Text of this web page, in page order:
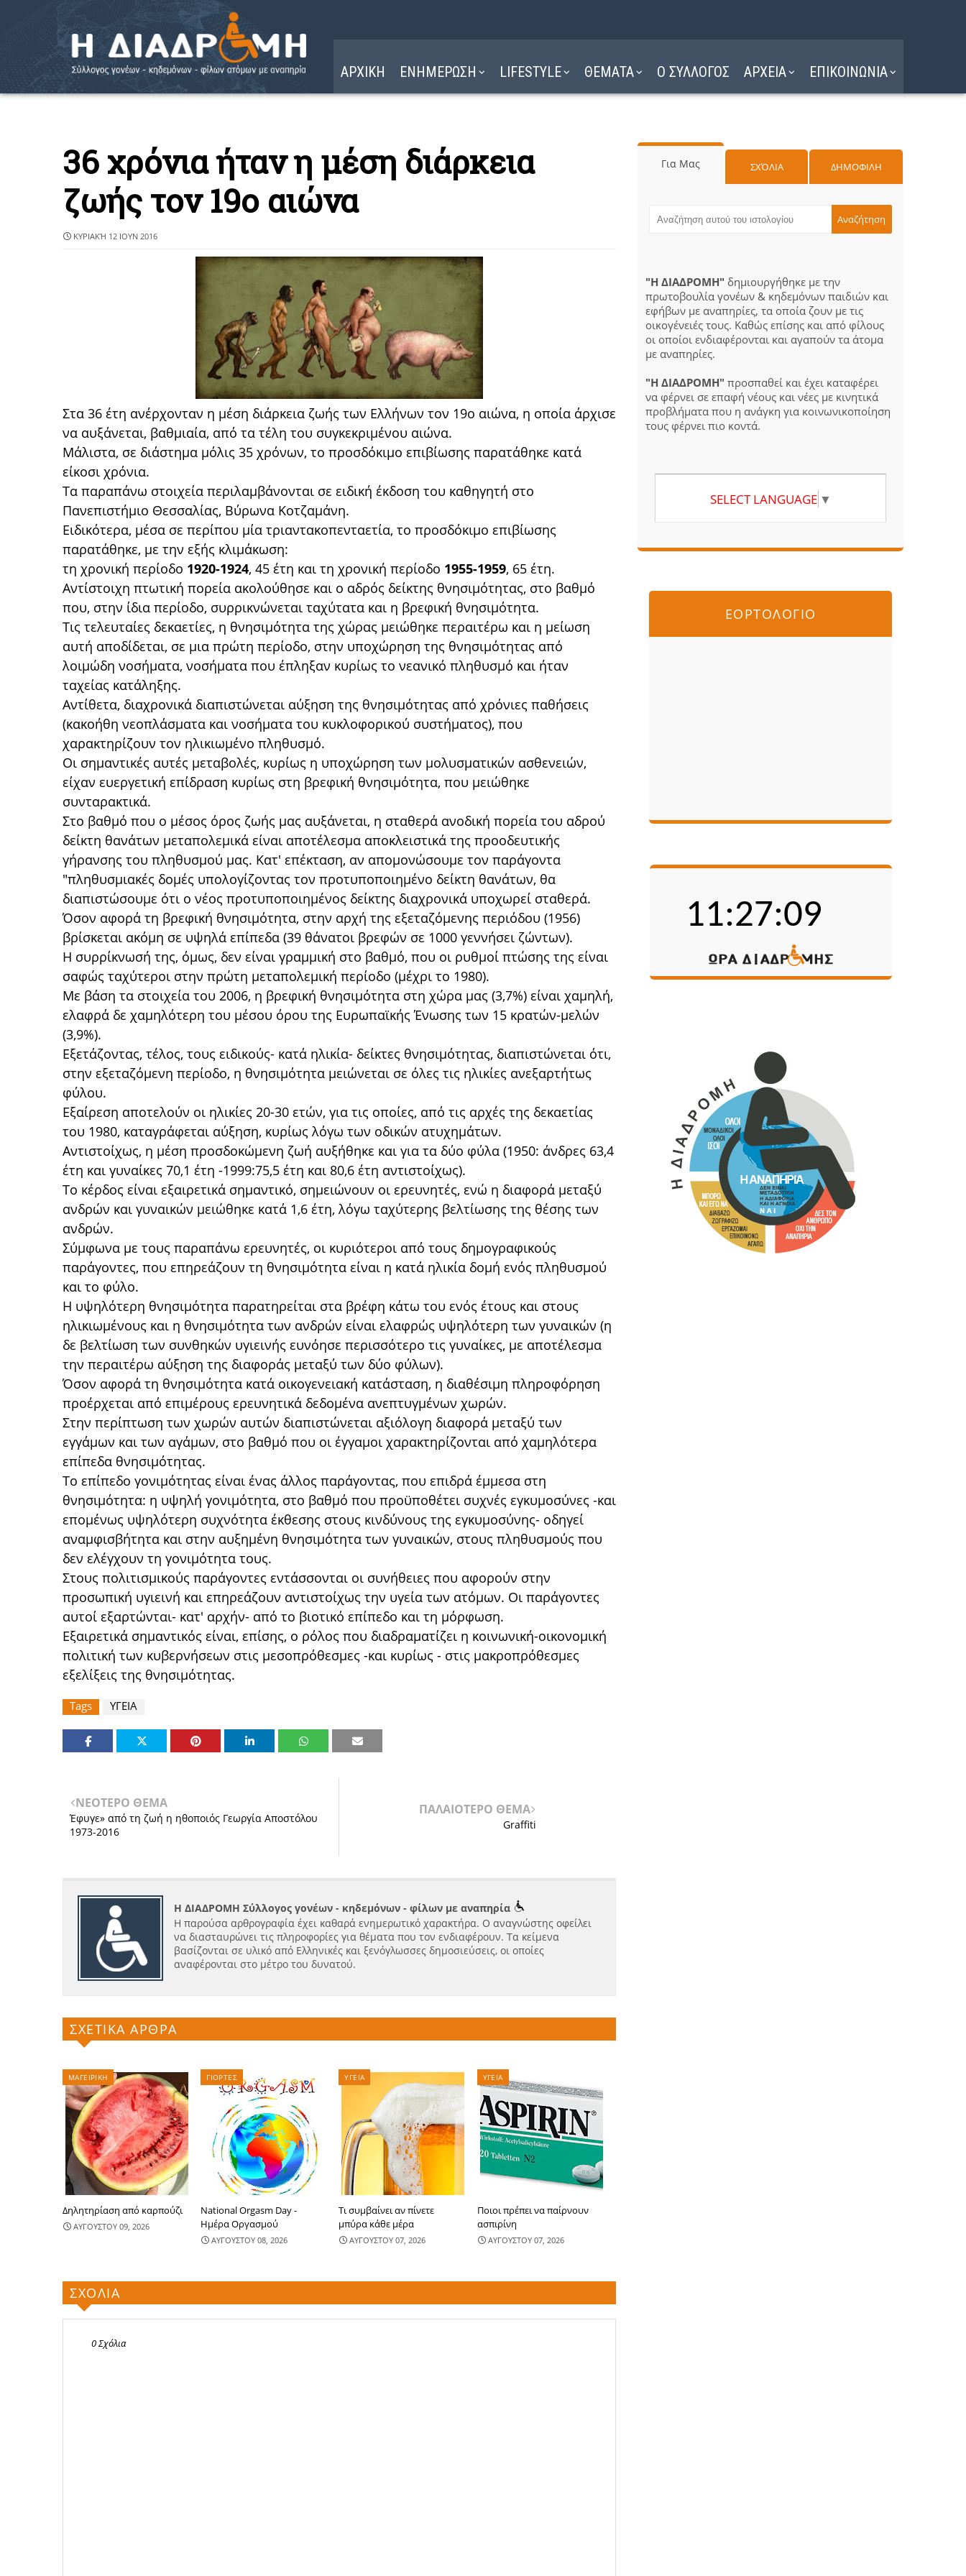
ΑΡΧΙΚΗ ΕΝΗΜΕΡΩΣΗ LIFESTYLE ΘΕΜΑΤΑ Ο ΣΥΛΛΟΓΟΣ ΑΡΧΕΙΑ ΕΠΙΚΟΙΝΩΝΙΑ
36 χρόνια ήταν η μέση διάρκεια
ζωής τον 19ο αιώνα
ΚΥΡΙΑΚΉ 12 ΙΟΥΝ 2016
Στα 36 έτη ανέρχονταν η μέση διάρκεια ζωής των Ελλήνων τον 19ο αιώνα, η οποία άρχισε
να αυξάνεται, βαθμιαία, από τα τέλη του συγκεκριμένου αιώνα.
Μάλιστα, σε διάστημα μόλις 35 χρόνων, το προσδόκιμο επιβίωσης παρατάθηκε κατά
είκοσι χρόνια.
Τα παραπάνω στοιχεία περιλαμβάνονται σε ειδική έκδοση του καθηγητή στο
Πανεπιστήμιο Θεσσαλίας, Βύρωνα Κοτζαμάνη.
Ειδικότερα, μέσα σε περίπου μία τριαντακοπενταετία, το προσδόκιμο επιβίωσης
παρατάθηκε, με την εξής κλιμάκωση:
τη χρονική περίοδο 1920-1924, 45 έτη και τη χρονική περίοδο 1955-1959, 65 έτη.
Αντίστοιχη πτωτική πορεία ακολούθησε και ο αδρός δείκτης θνησιμότητας, στο βαθμό
που, στην ίδια περίοδο, συρρικνώνεται ταχύτατα και η βρεφική θνησιμότητα.
Τις τελευταίες δεκαετίες, η θνησιμότητα της χώρας μειώθηκε περαιτέρω και η μείωση
αυτή αποδίδεται, σε μια πρώτη περίοδο, στην υποχώρηση της θνησιμότητας από
λοιμώδη νοσήματα, νοσήματα που έπληξαν κυρίως το νεανικό πληθυσμό και ήταν
ταχείας κατάληξης.
Αντίθετα, διαχρονικά διαπιστώνεται αύξηση της θνησιμότητας από χρόνιες παθήσεις
(κακοήθη νεοπλάσματα και νοσήματα του κυκλοφορικού συστήματος), που
χαρακτηρίζουν τον ηλικιωμένο πληθυσμό.
Οι σημαντικές αυτές μεταβολές, κυρίως η υποχώρηση των μολυσματικών ασθενειών,
είχαν ευεργετική επίδραση κυρίως στη βρεφική θνησιμότητα, που μειώθηκε
συνταρακτικά.
Στο βαθμό που ο μέσος όρος ζωής μας αυξάνεται, η σταθερά ανοδική πορεία του αδρού
δείκτη θανάτων μεταπολεμικά είναι αποτέλεσμα αποκλειστικά της προοδευτικής
γήρανσης του πληθυσμού μας. Κατ' επέκταση, αν απομονώσουμε τον παράγοντα
"πληθυσμιακές δομές υπολογίζοντας τον προτυποποιημένο δείκτη θανάτων, θα
διαπιστώσουμε ότι ο νέος προτυποποιημένος δείκτης διαχρονικά υποχωρεί σταθερά.
Όσον αφορά τη βρεφική θνησιμότητα, στην αρχή της εξεταζόμενης περιόδου (1956)
βρίσκεται ακόμη σε υψηλά επίπεδα (39 θάνατοι βρεφών σε 1000 γεννήσει ζώντων).
Η συρρίκνωσή της, όμως, δεν είναι γραμμική στο βαθμό, που οι ρυθμοί πτώσης της είναι
σαφώς ταχύτεροι στην πρώτη μεταπολεμική περίοδο (μέχρι το 1980).
Με βάση τα στοιχεία του 2006, η βρεφική θνησιμότητα στη χώρα μας (3,7%) είναι χαμηλή,
ελαφρά δε χαμηλότερη του μέσου όρου της Ευρωπαϊκής Ένωσης των 15 κρατών-μελών
(3,9%).
Εξετάζοντας, τέλος, τoυς ειδικούς- κατά ηλικία- δείκτες θνησιμότητας, διαπιστώνεται ότι,
στην εξεταζόμενη περίοδο, η θνησιμότητα μειώνεται σε όλες τις ηλικίες ανεξαρτήτως
φύλου.
Εξαίρεση αποτελούν οι ηλικίες 20-30 ετών, για τις οποίες, από τις αρχές της δεκαετίας
του 1980, καταγράφεται αύξηση, κυρίως λόγω των οδικών ατυχημάτων.
Αντιστοίχως, η μέση προσδοκώμενη ζωή αυξήθηκε και για τα δύο φύλα (1950: άνδρες 63,4
έτη και γυναίκες 70,1 έτη -1999:75,5 έτη και 80,6 έτη αντιστοίχως).
Το κέρδος είναι εξαιρετικά σημαντικό, σημειώνουν οι ερευνητές, ενώ η διαφορά μεταξύ
ανδρών και γυναικών μειώθηκε κατά 1,6 έτη, λόγω ταχύτερης βελτίωσης της θέσης των
ανδρών.
Σύμφωνα με τους παραπάνω ερευνητές, οι κυριότεροι από τους δημογραφικούς
παράγοντες, που επηρεάζουν τη θνησιμότητα είναι η κατά ηλικία δομή ενός πληθυσμού
και το φύλο.
Η υψηλότερη θνησιμότητα παρατηρείται στα βρέφη κάτω του ενός έτους και στους
ηλικιωμένους και η θνησιμότητα των ανδρών είναι ελαφρώς υψηλότερη των γυναικών (η
δε βελτίωση των συνθηκών υγιεινής ευνόησε περισσότερο τις γυναίκες, με αποτέλεσμα
την περαιτέρω αύξηση της διαφοράς μεταξύ των δύο φύλων).
Όσον αφορά τη θνησιμότητα κατά οικογενειακή κατάσταση, η διαθέσιμη πληροφόρηση
προέρχεται από επιμέρους ερευνητικά δεδομένα ανεπτυγμένων χωρών.
Στην περίπτωση των χωρών αυτών διαπιστώνεται αξιόλογη διαφορά μεταξύ των
εγγάμων και των αγάμων, στο βαθμό που οι έγγαμοι χαρακτηρίζονται από χαμηλότερα
επίπεδα θνησιμότητας.
Το επίπεδο γονιμότητας είναι ένας άλλος παράγοντας, που επιδρά έμμεσα στη
θνησιμότητα: η υψηλή γονιμότητα, στο βαθμό που προϋποθέτει συχνές εγκυμοσύνες -και
επομένως υψηλότερη συχνότητα έκθεσης στους κινδύνους της εγκυμοσύνης- οδηγεί
αναμφισβήτητα και στην αυξημένη θνησιμότητα των γυναικών, στους πληθυσμούς που
δεν ελέγχουν τη γονιμότητα τους.
Στους πολιτισμικούς παράγοντες εντάσσονται οι συνήθειες που αφορούν στην
προσωπική υγιεινή και επηρεάζουν αντιστοίχως την υγεία των ατόμων. Οι παράγοντες
αυτοί εξαρτώνται- κατ' αρχήν- από το βιοτικό επίπεδο και τη μόρφωση.
Εξαιρετικά σημαντικός είναι, επίσης, ο ρόλος που διαδραματίζει η κοινωνική-οικονομική
πολιτική των κυβερνήσεων στις μεσοπρόθεσμες -και κυρίως - στις μακροπρόθεσμες
εξελίξεις της θνησιμότητας.
Tags ΥΓΕΙΑ
ΝΕΟΤΕΡΟ ΘΕΜΑ
Έφυγε» από τη ζωή η ηθοποιός Γεωργία Αποστόλου
1973-2016
ΠΑΛΑΙΟΤΕΡΟ ΘΕΜΑ
Graffiti
Η ΔΙΑΔΡΟΜΗ Σύλλογος γονέων - κηδεμόνων - φίλων με αναπηρία
Η παρούσα αρθρογραφία έχει καθαρά ενημερωτικό χαρακτήρα. Ο αναγνώστης οφείλει
να διασταυρώνει τις πληροφορίες για θέματα που τον ενδιαφέρουν. Τα κείμενα
βασίζονται σε υλικό από Ελληνικές και ξενόγλωσσες δημοσιεύσεις, οι οποίες
αναφέρονται στο μέτρο του δυνατού.
ΣΧΕΤΙΚΑ ΑΡΘΡΑ
ΜΑΓΕΙΡΙΚΗ
Δηλητηρίαση από καρπούζι
ΑΥΓΟΥΣΤΟΥ 09, 2026
ΓΙΟΡΤΕΣ
National Orgasm Day -
Ημέρα Oργασμού
ΑΥΓΟΥΣΤΟΥ 08, 2026
ΥΓΕΙΑ
Τι συμβαίνει αν πίνετε
μπύρα κάθε μέρα
ΑΥΓΟΥΣΤΟΥ 07, 2026
ΥΓΕΙΑ
Ποιοι πρέπει να παίρνουν
ασπιρίνη
ΑΥΓΟΥΣΤΟΥ 07, 2026
ΣΧΟΛΙΑ
0 Σχόλια
Για Μας ΣΧΌΛΙΑ ΔΗΜΟΦΙΛΗ
"Η ΔΙΑΔΡΟΜΗ" δημιουργήθηκε με την
πρωτοβουλία γονέων & κηδεμόνων παιδιών και
εφήβων με αναπηρίες, τα οποία ζουν με τις
οικογένειές τους. Καθώς επίσης και από φίλους
οι οποίοι ενδιαφέρονται και αγαπούν τα άτομα
με αναπηρίες.
"Η ΔΙΑΔΡΟΜΗ" προσπαθεί και έχει καταφέρει
να φέρνει σε επαφή νέους και νέες με κινητικά
προβλήματα που η ανάγκη για κοινωνικοποίηση
τους φέρνει πιο κοντά.
SELECT LANGUAGE ▼
ΕΟΡΤΟΛΟΓΙΟ